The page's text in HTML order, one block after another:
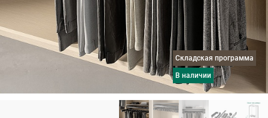
Складская программа
в наличии